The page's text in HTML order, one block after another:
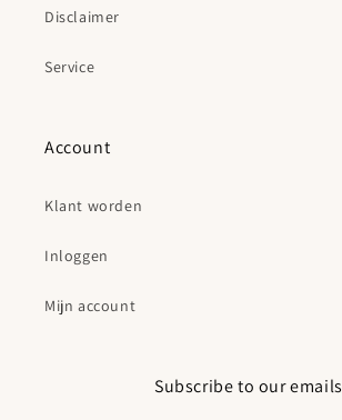
Disclaimer
Service
Account
Klant worden
Inloggen
Mijn account
Subscribe to our emails